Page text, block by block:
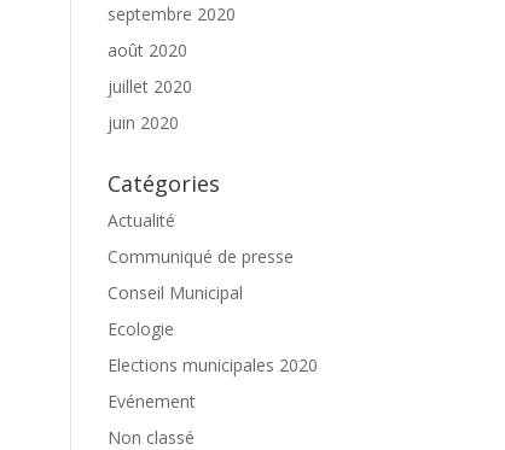
septembre 2020
août 2020
juillet 2020
juin 2020
Catégories
Actualité
Communiqué de presse
Conseil Municipal
Ecologie
Elections municipales 2020
Evénement
Non classé